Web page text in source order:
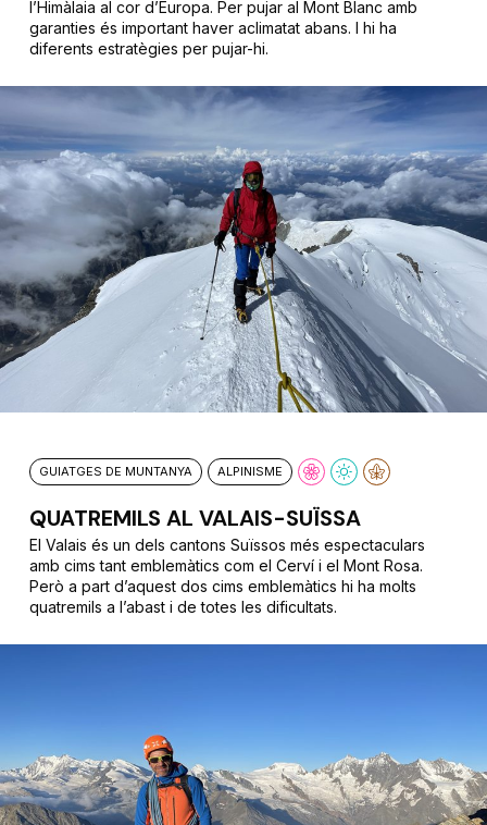
l’Himàlaia al cor d’Europa. Per pujar al Mont Blanc amb
garanties és important haver aclimatat abans. I hi ha
diferents estratègies per pujar-hi.
GUIATGES DE MUNTANYA ALPINISME
QUATREMILS AL VALAIS-SUÏSSA
El Valais és un dels cantons Suïssos més espectaculars
amb cims tant emblemàtics com el Cerví i el Mont Rosa.
Però a part d’aquest dos cims emblemàtics hi ha molts
quatremils a l’abast i de totes les dificultats.